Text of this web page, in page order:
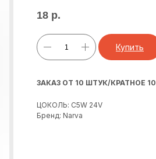
18 р.
Купить
ЗАКАЗ ОТ 10 ШТУК/КРАТНОЕ 10
ЦОКОЛЬ: C5W 24V
Бренд: Narva